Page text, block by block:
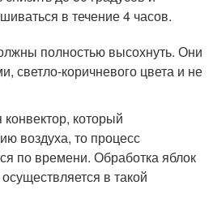
в течение 4 часов.
полностью высохнуть. Они
светло-коричневого цвета и не
который
воздуха, то процесс
по времени. Обработка яблок
в такой